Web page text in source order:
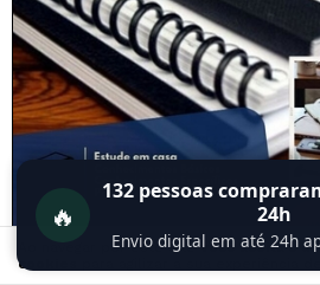
Ao navegar por este sitevocê aceita o
cookies
🔥
132 pessoas
24h
Envio digital em até 24h